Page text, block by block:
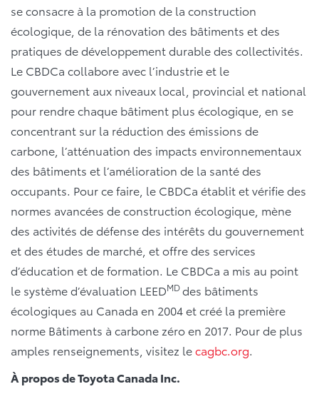
se consacre à la promotion de la construction
écologique, de la rénovation des bâtiments et des
pratiques de développement durable des collectivités.
Le CBDCa collabore avec l’industrie et le
gouvernement aux niveaux local, provincial et national
pour rendre chaque bâtiment plus écologique, en se
concentrant sur la réduction des émissions de
carbone, l’atténuation des impacts environnementaux
des bâtiments et l’amélioration de la santé des
occupants. Pour ce faire, le CBDCa établit et vérifie des
normes avancées de construction écologique, mène
des activités de défense des intérêts du gouvernement
et des études de marché, et offre des services
d’éducation et de formation. Le CBDCa a mis au point
le système d’évaluation LEEDMDdes bâtiments
écologiques au Canada en 2004 et créé la première
norme Bâtiments à carbone zéro en 2017. Pour de plus
amples renseignements, visitez lecagbc.org.
À propos de Toyota Canada Inc.